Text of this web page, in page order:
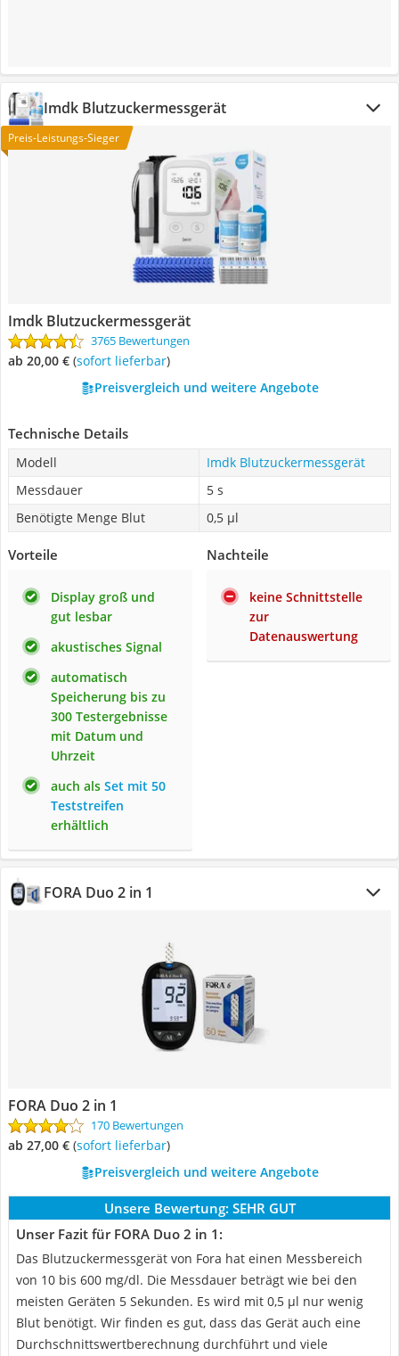
Imdk Blutzuckermessgerät
Preis-Leistungs-Sieger
Imdk Blutzuckermessgerät
3765 Bewertungen
ab 20,00 € ( Sofort lieferbar)
Preisvergleich und weitere Angebote
Technische Details
Modell
Imdk Blutzuckermessgerät
Messdauer
5 s
Benötigte Menge Blut
0,5 µl
Vorteile
Display groß und
gut lesbar
akustisches Signal
automatisch
Speicherung bis zu
300 Testergebnisse
mit Datum und
Uhrzeit
auch als Set mit 50
Teststreifen
erhältlich
Nachteile
keine Schnittstelle
zur
Datenauswertung
FORA Duo 2 in 1
FORA Duo 2 in 1
170 Bewertungen
ab 27,00 € ( Sofort lieferbar)
Preisvergleich und weitere Angebote
Unsere Bewertung: SEHR GUT
Unser Fazit für FORA Duo 2 in 1:
Das Blutzuckermessgerät von Fora hat einen Messbereich
von 10 bis 600 mg/dl. Die Messdauer beträgt wie bei den
meisten Geräten 5 Sekunden. Es wird mit 0,5 µl nur wenig
Blut benötigt. Wir finden es gut, dass das Gerät auch eine
Durchschnittswertberechnung durchführt und viele